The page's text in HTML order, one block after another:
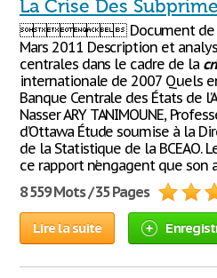
La Crise Des
 Document de
Mars 2011 Description et
centrales dans le cadre de la
internationale de 2007 Quels
Banque Centrale des États de
Nasser ARY TANIMOUNE,
d’Ottawa Étude soumise à la
de la Statistique de la BCEAO.
ce rapport n’engagent que son
8 559 Mots / 35 Pages
Lire la suite